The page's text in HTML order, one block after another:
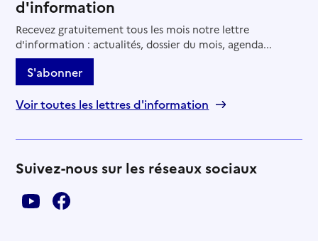
d'information
Recevez gratuitement tous les mois notre lettre
d'information : actualités, dossier du mois, agenda...
S'abonner
Voir toutes les lettres d'information
Suivez-nous sur les réseaux sociaux